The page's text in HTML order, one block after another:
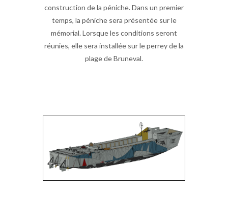
construction de la péniche. Dans un premier
temps, la péniche sera présentée sur le
mémorial. Lorsque les conditions seront
réunies, elle sera installée sur le perrey de la
plage de Bruneval.